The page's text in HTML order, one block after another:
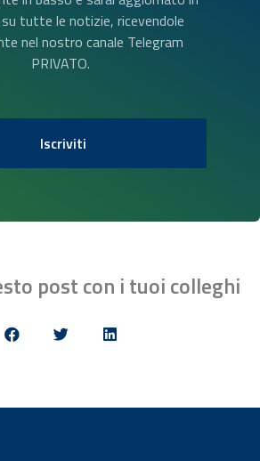
tutte le notizie, ricevendole
nel nostro canale Telegram
PRIVATO.
Iscriviti
post con i tuoi colleghi